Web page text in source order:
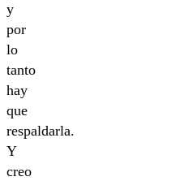
y
por
lo
tanto
hay
que
respaldarla.
Y
creo